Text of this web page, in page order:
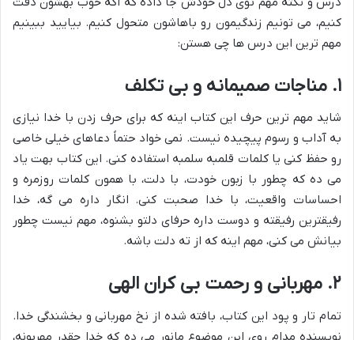
کنیم، می تونیم زندگیمون رو باهاشون متحول کنیم. بیایید ببینیم
مهم ترین این درس ها چی هستن:
۱. مناجات صمیمانه و بی تکلف
شاید مهم ترین حرف این کتاب اینه که برای حرف زدن با خدا نیازی
به آداب و رسوم پیچیده نیست. نمی خواد حتماً دعاهای خیلی خاصی
رو حفظ کنی یا کلمات قلمبه سلمبه استفاده کنی. این کتاب بهت یاد
می ده که چطور با زبون خودت، با دلت، با همون کلمات روزمره و
احساسات واقعیت، با خدا صحبت کنی. انگار داره می گه، خدا
رفیقترین رفیقته و دوست داره حرفای دلتو بشنوه، مهم نیست چطور
بیانش می کنی، مهم اینه که از ته دلت باشه.
۲. مهربانی و رحمت بی کران الهی
تمام تار و پود این کتاب، بافته شده از نخ مهربانی و بخشندگی خدا.
نویسنده مدام روی این موضوع مانور می ده که خدا چقدر مهربونه،